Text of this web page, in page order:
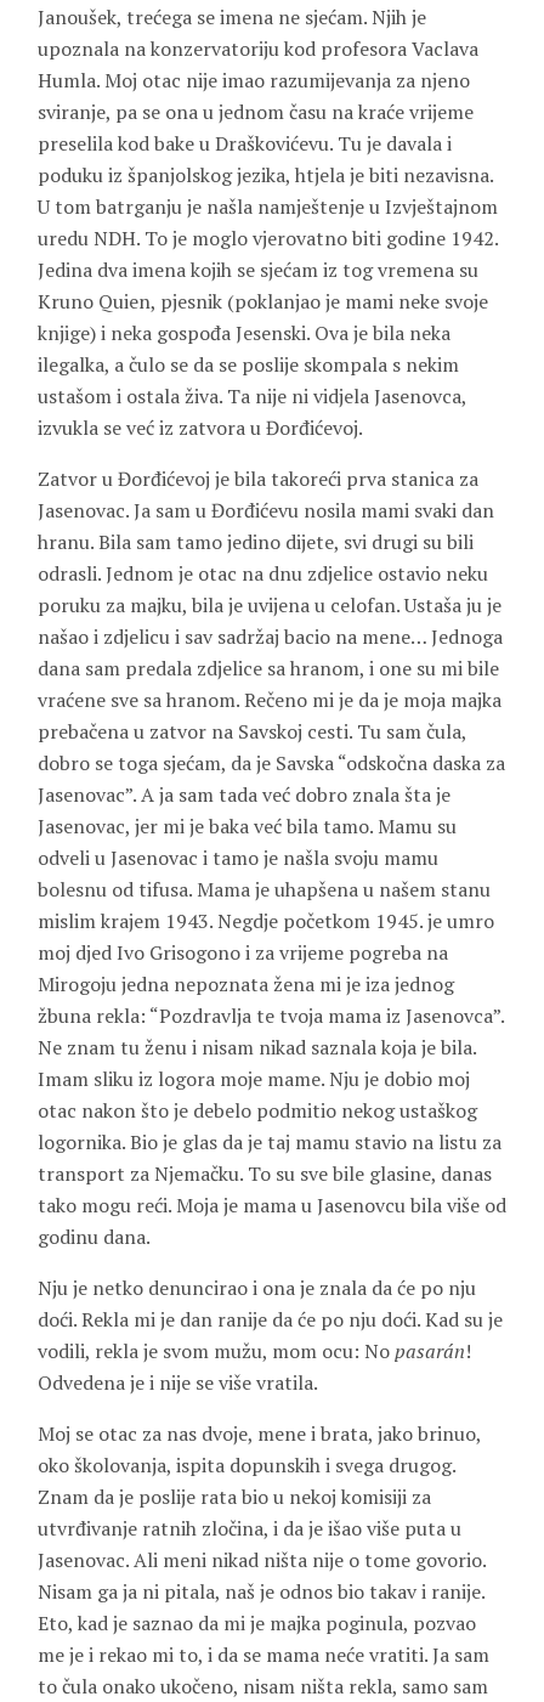
Janoušek, trećega se imena ne sjećam. Njih je
upoznala na konzervatoriju kod profesoraVaclava
Humla. Moj otac nije imao razumijevanja za njeno
sviranje, pa se ona u jednom času na kraće vrijeme
preselila kod bake u Draškovićevu. Tu je davala i
poduku iz španjolskog jezika, htjela je biti nezavisna.
U tom batrganju je našla namještenje u Izvještajnom
uredu NDH. To je moglo vjerovatno biti godine 1942.
Jedina dva imena kojih se sjećam iz tog vremena su
Kruno Quien, pjesnik (poklanjao je mami neke svoje
knjige) i neka gospođaJesenski. Ova je bila neka
ilegalka, a čulo se da se poslije skompala s nekim
ustašom i ostala živa. Ta nije ni vidjela Jasenovca,
izvukla se već iz zatvora u Đorđićevoj.
Zatvor u Đorđićevoj je bila takoreći prva stanica za
Jasenovac. Ja sam u Đorđićevu nosila mami svaki dan
hranu. Bila sam tamo jedino dijete, svi drugi su bili
odrasli. Jednom je otac na dnu zdjelice ostavio neku
poruku za majku, bila je uvijena u celofan. Ustaša ju je
našao i zdjelicu i sav sadržaj bacio na mene… Jednoga
dana sam predala zdjelice sa hranom, i one su mi bile
vraćene sve sa hranom. Rečeno mi je da je moja majka
prebačena u zatvor na Savskoj cesti. Tu sam čula,
dobro se toga sjećam, da je Savska “odskočna daska za
Jasenovac”. A ja sam tada već dobro znala šta je
Jasenovac, jer mi je baka već bila tamo. Mamu su
odveli u Jasenovac i tamo je našla svoju mamu
bolesnu od tifusa. Mama je uhapšena u našem stanu
mislim krajem 1943. Negdje početkom 1945. je umro
moj djed Ivo Grisogono i za vrijeme pogreba na
Mirogoju jedna nepoznata žena mi je iza jednog
žbuna rekla: “Pozdravlja te tvoja mama iz Jasenovca”.
Ne znam tu ženu i nisam nikad saznala koja je bila.
Imam sliku iz logora moje mame. Nju je dobio moj
otac nakon što je debelo podmitio nekog ustaškog
logornika. Bio je glas da je taj mamu stavio na listu za
transport za Njemačku. To su sve bile glasine, danas
tako mogu reći. Moja je mama u Jasenovcu bila više od
godinu dana.
Nju je netko denuncirao i ona je znala da će po nju
doći. Rekla mi je dan ranije da će po nju doći. Kad su je
vodili, rekla je svom mužu, mom ocu: Nopasarán!
Odvedena je i nije se više vratila.
Moj se otac za nas dvoje, mene i brata, jako brinuo,
oko školovanja, ispita dopunskih i svega drugog.
Znam da je poslije rata bio u nekoj komisiji za
utvrđivanje ratnih zločina, i da je išao više puta u
Jasenovac. Ali meni nikad ništa nije o tome govorio.
Nisam ga ja ni pitala, naš je odnos bio takav i ranije.
Eto, kad je saznao da mi je majka poginula, pozvao
me je i rekao mi to, i da se mama neće vratiti. Ja sam
to čula onako ukočeno, nisam ništa rekla, samo sam